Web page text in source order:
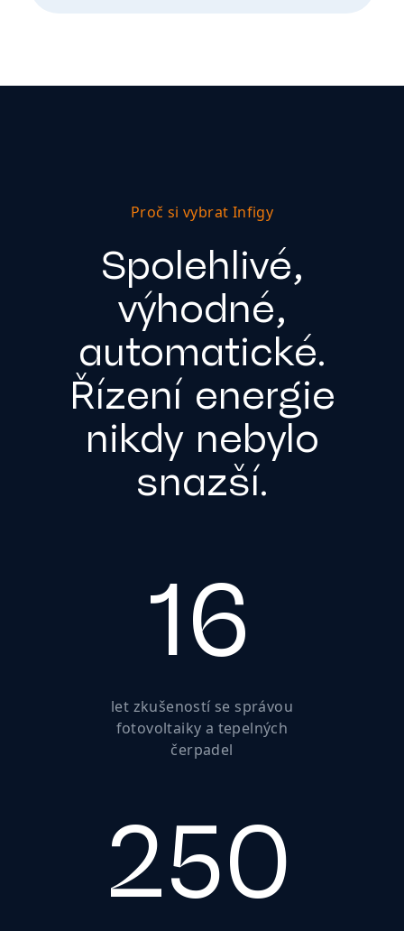
Proč si vybrat Infigy
Spolehlivé,
výhodné,
automatické.
Řízení energie
nikdy nebylo
snazší.
16
let zkušeností se správou
fotovoltaiky a tepelných
čerpadel
250